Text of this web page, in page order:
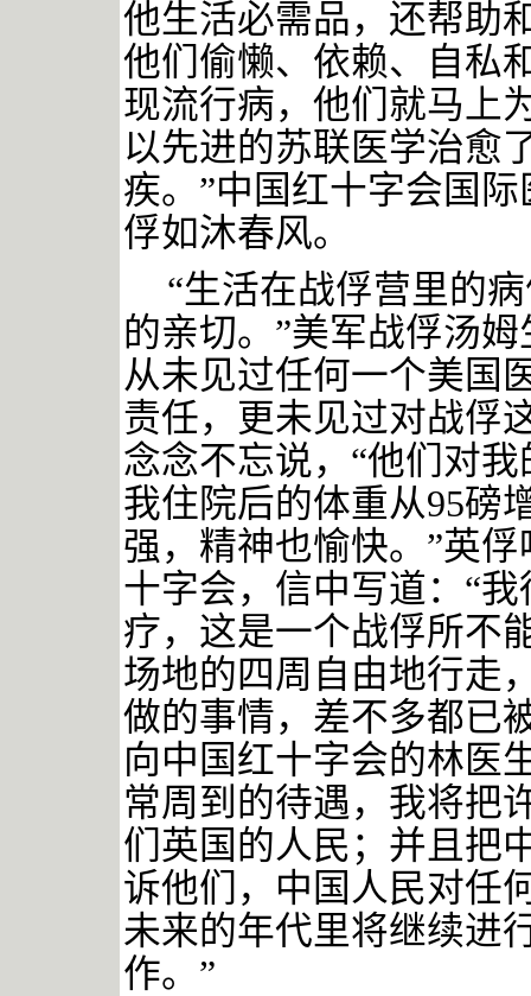
他生活必需品，还帮助
他们偷懒、依赖、自私
现流行病，他们就马上
以先进的苏联医学治愈
疾。”中国红十字会国
俘如沐春风。
“生活在战俘营里的
的亲切。”美军战俘汤
从未见过任何一个美国
责任，更未见过对战俘
念念不忘说，“他们对
我住院后的体重从95磅
强，精神也愉快。”英
十字会，信中写道：“
疗，这是一个战俘所不
场地的四周自由地行走
做的事情，差不多都已
向中国红十字会的林医
常周到的待遇，我将把
们英国的人民；并且把
诉他们，中国人民对任
未来的年代里将继续进
作。”